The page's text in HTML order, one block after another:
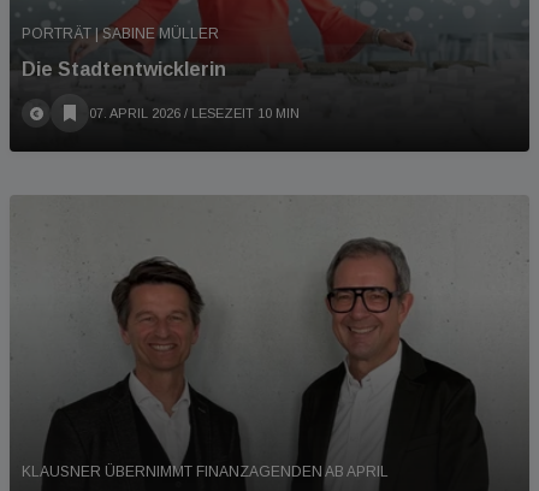
PORTRÄT | SABINE MÜLLER
Die Stadtentwicklerin
07. APRIL 2026 / LESEZEIT 10 MIN
KLAUSNER ÜBERNIMMT FINANZAGENDEN AB APRIL